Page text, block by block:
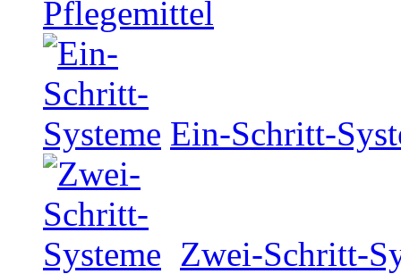
Pflegemittel
Ein-Schritt-
Zwei-Schritt-